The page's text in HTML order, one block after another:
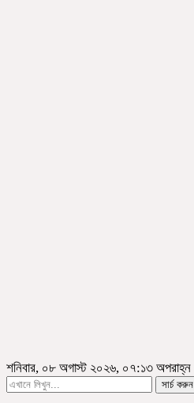
শনিবার, ০৮ অগাস্ট ২০২৬, ০৭:১৩ অপরাহ্ন
সার্চ করুন